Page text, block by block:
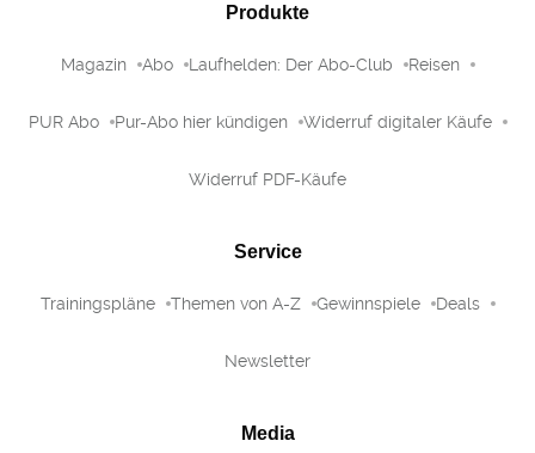
Produkte
Magazin Abo Laufhelden: Der Abo-Club Reisen
PUR Abo Pur-Abo hier kündigen Widerruf digitaler Käufe
Widerruf PDF-Käufe
Service
Trainingspläne Themen von A-Z Gewinnspiele Deals
Newsletter
Media